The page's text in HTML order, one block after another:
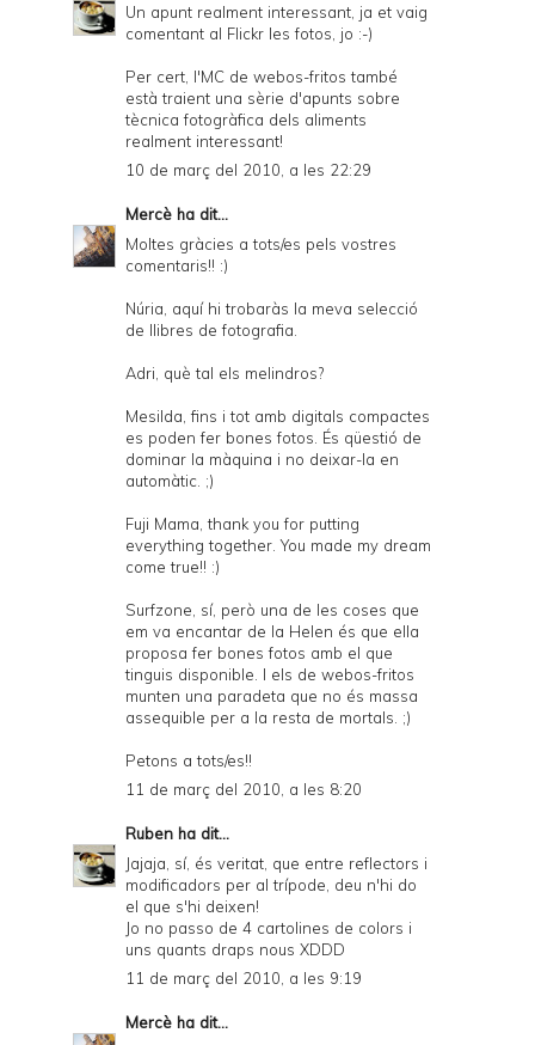
Un apunt realment interessant, ja et vaig
comentant al Flickr les fotos, jo :-)
Per cert, l'MC de webos-fritos també
està traient una sèrie d'apunts sobre
tècnica fotogràfica dels aliments
realment interessant!
10 de març del 2010, a les 22:29
Mercè ha dit...
Moltes gràcies a tots/es pels vostres
comentaris!! :)
Núria, aquíhi trobaràs la meva selecció
de llibres de fotografia.
Adri, què tal els melindros?
Mesilda, fins i tot amb digitals compactes
es poden fer bones fotos. És qüestió de
dominar la màquina i no deixar-la en
automàtic. ;)
Fuji Mama, thank you for putting
everything together. You made my dream
come true!! :)
Surfzone, sí, però una de les coses que
em va encantar de la Helen és que ella
proposa fer bones fotos amb el que
tinguis disponible. I els de webos-fritos
munten una paradeta que no és massa
assequible per a la resta de mortals. ;)
Petons a tots/es!!
11 de març del 2010, a les 8:20
Ruben ha dit...
Jajaja, sí, és veritat, que entre reflectors i
modificadors per al trípode, deu n'hi do
el que s'hi deixen!
Jo no passo de 4 cartolines de colors i
uns quants draps nous XDDD
11 de març del 2010, a les 9:19
Mercè ha dit...